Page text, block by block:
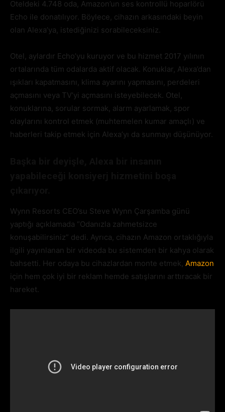
Oteldeki 4.748 oda, Amazon’un ses kontrollü hoparlörü
Echo ile donatılıyor. Böylece, cihazın arkasındaki beyin
olan Alexa’ya, istediğinizi sorabileceksiniz.
Otel, aylardır Echo’yu kuruyor ve bu hizmet 2017 yılının
ortalarında tüm odalarda aktif olacak. Konuklar, Alexa’dan
ışıkları kapatmasını, klima ayarını yapmasını, perdeleri
açmasını veya TV’yi açmasını isteyebilecek. Otel,
konuklarına, sorular sormak, alarm ayarlamak, spor
olaylarını kontrol etmek (muhtemelen kumar amaçlı) ve
haberleri takip etmek için Alexa’yı da sunmayı düşünüyor.
Wynn Resorts CEO’su Steve Wynn Çarşamba günü
yaptığı açıklamada “Odanızla zahmetsizce
konuşabilirsiniz” dedi. Ayrıca, cihazın Amazon ortaklığıyla
ilgili yayınlanan bir videoda bu sistemden bir kahya olarak
bahsetti. Her odaya bu cihazlardan monte etmek, Amazon
için hem çok iyi bir reklam hemde satışlarını arttıracak bir
hareket.